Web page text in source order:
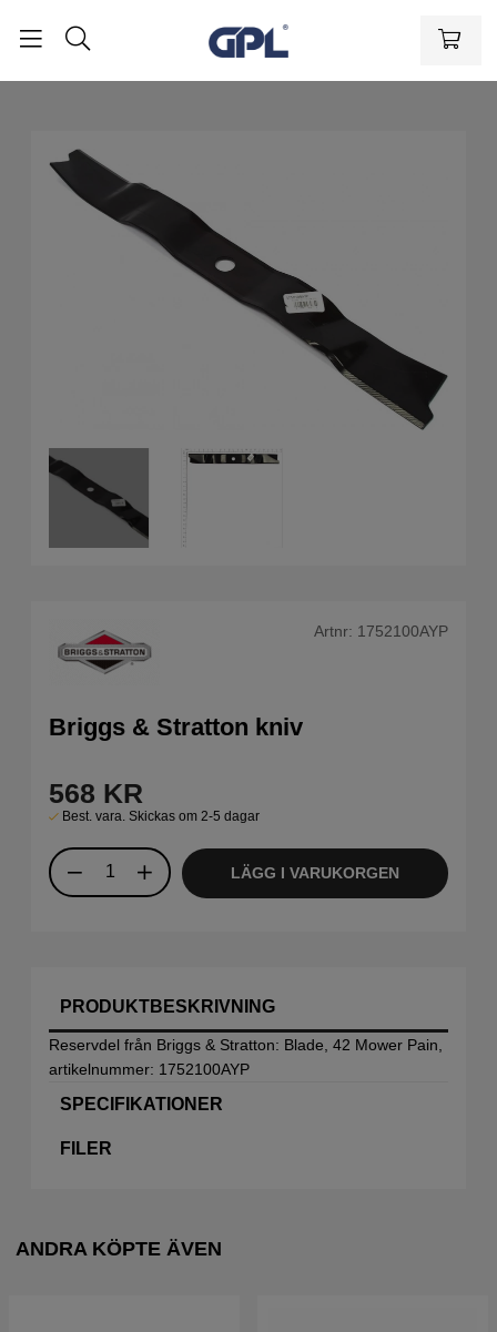
Artnr: 1752100AYP
Briggs & Stratton kniv
568 KR
Best. vara. Skickas om 2-5 dagar
LÄGG I VARUKORGEN
PRODUKTBESKRIVNING
Reservdel från Briggs & Stratton: Blade, 42 Mower Pain,
artikelnummer: 1752100AYP
SPECIFIKATIONER
FILER
ANDRA KÖPTE ÄVEN